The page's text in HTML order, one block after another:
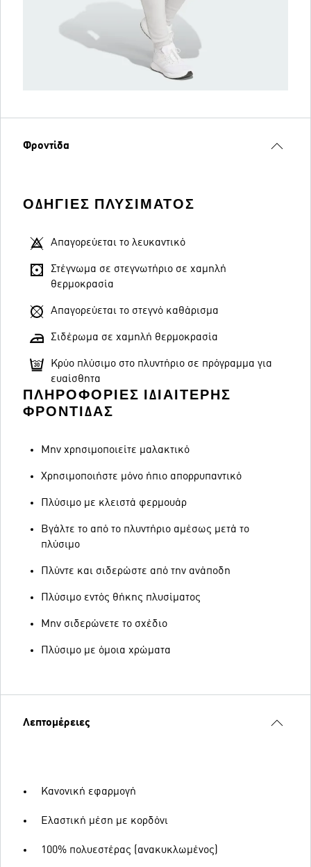
Φροντίδα
ΟΔΗΓΊΕΣ ΠΛΥΣΊΜΑΤΟΣ
Απαγορεύεται το λευκαντικό
Στέγνωμα σε στεγνωτήριο σε χαμηλή
θερμοκρασία
Απαγορεύεται το στεγνό καθάρισμα
Σιδέρωμα σε χαμηλή θερμοκρασία
Κρύο πλύσιμο στο πλυντήριο σε πρόγραμμα για
ευαίσθητα
ΠΛΗΡΟΦΟΡΊΕΣ ΙΔΙΑΊΤΕΡΗΣ
ΦΡΟΝΤΊΔΑΣ
Μην χρησιμοποιείτε μαλακτικό
Χρησιμοποιήστε μόνο ήπιο απορρυπαντικό
Πλύσιμο με κλειστά φερμουάρ
Βγάλτε το από το πλυντήριο αμέσως μετά το
πλύσιμο
Πλύντε και σιδερώστε από την ανάποδη
Πλύσιμο εντός θήκης πλυσίματος
Μην σιδερώνετε το σχέδιο
Πλύσιμο με όμοια χρώματα
Λεπτομέρειες
Κανονική εφαρμογή
Ελαστική μέση με κορδόνι
100% πολυεστέρας (ανακυκλωμένος)